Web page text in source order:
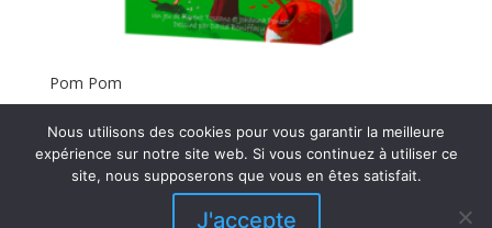
Pom Pom
16,50€
Nous utilisons des cookies pour vous garantir la meilleure
expérience sur notre site web. Si vous continuez à utiliser ce
site, nous supposerons que vous en êtes satisfait.
J'accepte